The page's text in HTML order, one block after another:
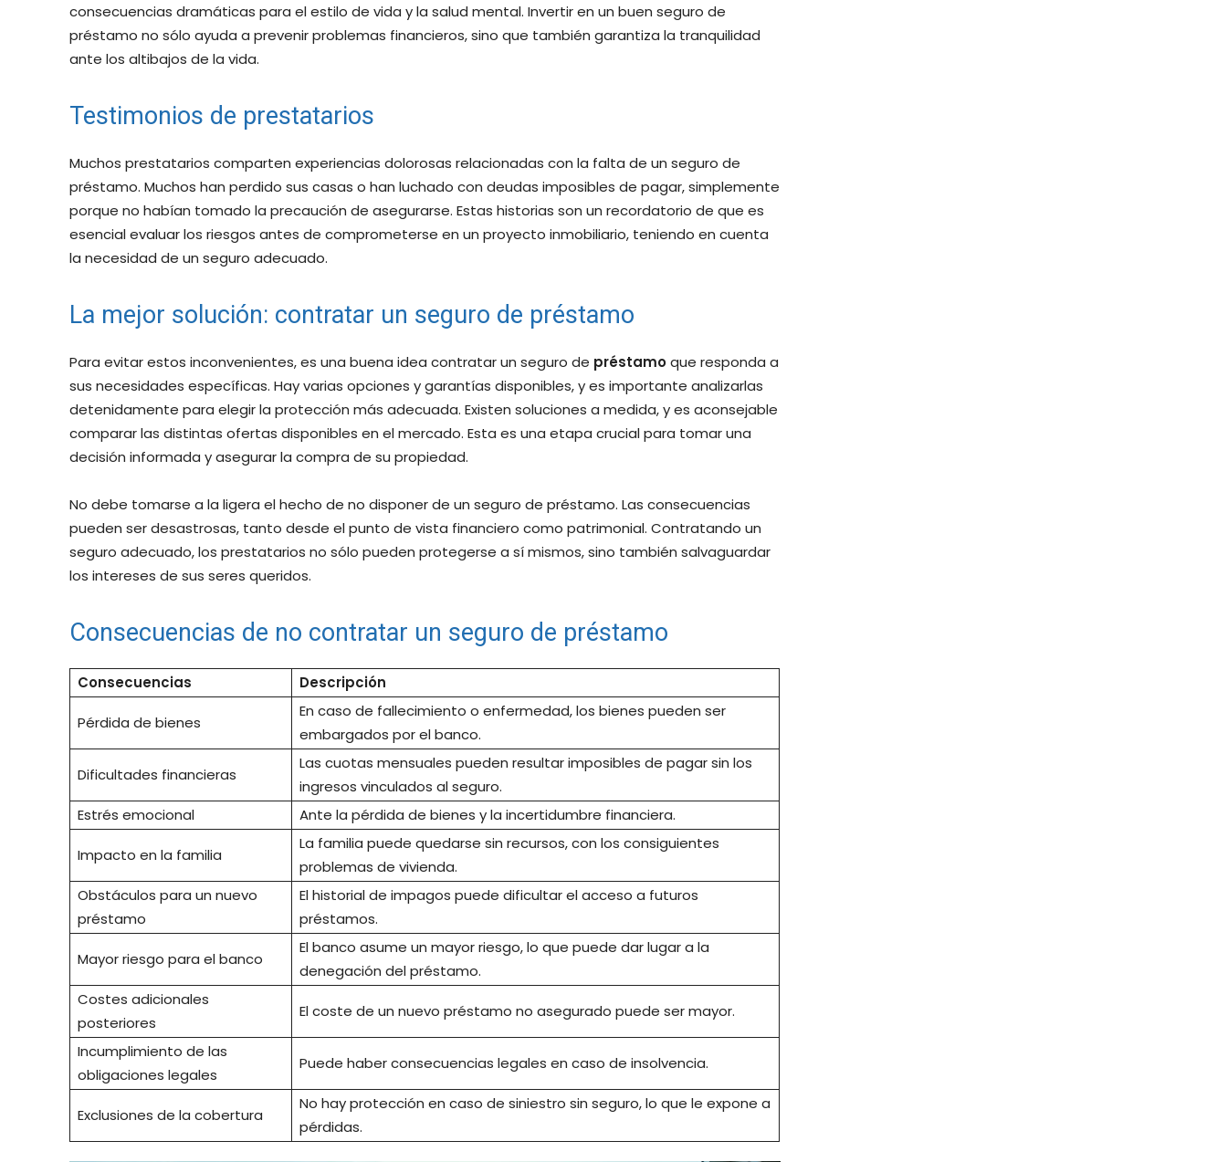
consecuencias dramáticas para el estilo de vida y la salud mental. Invertir en un buen seguro de
préstamo no sólo ayuda a prevenir problemas financieros, sino que también garantiza la tranquilidad
ante los altibajos de la vida.
Testimonios de prestatarios
Muchos prestatarios comparten experiencias dolorosas relacionadas con la falta de un seguro de
préstamo. Muchos han perdido sus casas o han luchado con deudas imposibles de pagar, simplemente
porque no habían tomado la precaución de asegurarse. Estas historias son un recordatorio de que es
esencial evaluar los riesgos antes de comprometerse en un proyecto inmobiliario, teniendo en cuenta
la necesidad de un seguro adecuado.
La mejor solución: contratar un seguro de préstamo
Para evitar estos inconvenientes, es una buena idea contratar un seguro de préstamoque responda a
sus necesidades específicas. Hay varias opciones y garantías disponibles, y es importante analizarlas
detenidamente para elegir la protección más adecuada. Existen soluciones a medida, y es aconsejable
comparar las distintas ofertas disponibles en el mercado. Esta es una etapa crucial para tomar una
decisión informada y asegurar la compra de su propiedad.
No debe tomarse a la ligera el hecho de no disponer de un seguro de préstamo. Las consecuencias
pueden ser desastrosas, tanto desde el punto de vista financiero como patrimonial. Contratando un
seguro adecuado, los prestatarios no sólo pueden protegerse a sí mismos, sino también salvaguardar
los intereses de sus seres queridos.
Consecuencias de no contratar un seguro de préstamo
Consecuencias Descripción
Pérdida de bienes
En caso de fallecimiento o enfermedad, los bienes pueden ser
embargados por el banco.
Dificultades financieras
Las cuotas mensuales pueden resultar imposibles de pagar sin los
ingresos vinculados al seguro.
Estrés emocional
Ante la pérdida de bienes y la incertidumbre financiera.
Impacto en la familia
La familia puede quedarse sin recursos, con los consiguientes
problemas de vivienda.
Obstáculos para un nuevo
préstamo
El historial de impagos puede dificultar el acceso a futuros
préstamos.
Mayor riesgo para el banco
El banco asume un mayor riesgo, lo que puede dar lugar a la
denegación del préstamo.
Costes adicionales
posteriores
El coste de un nuevo préstamo no asegurado puede ser mayor.
Incumplimiento de las
obligaciones legales
Puede haber consecuencias legales en caso de insolvencia.
Exclusiones de la cobertura
No hay protección en caso de siniestro sin seguro, lo que le expone a
pérdidas.